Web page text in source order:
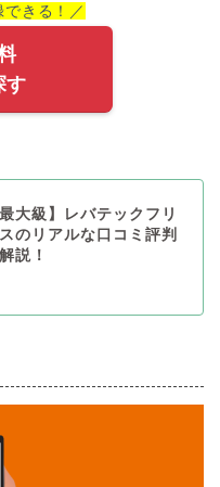
きる！／
す
最大級】レバテックフリ
のリアルな口コミ評判
説！